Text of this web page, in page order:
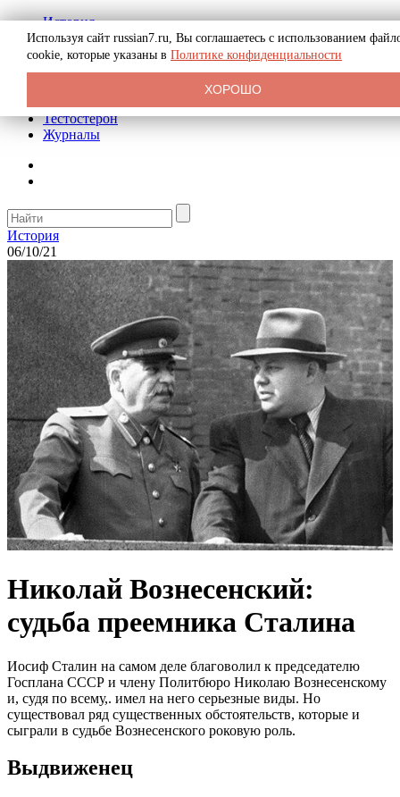
История
Биография
Криминал
Реклама на сайте
Тестостерон
Журналы
История
06/10/21
Николай Вознесенский:
судьба преемника Сталина
Иосиф Сталин на самом деле благоволил к председателю
Госплана СССР и члену Политбюро Николаю Вознесенскому
и, судя по всему,. имел на него серьезные виды. Но
существовал ряд существенных обстоятельств, которые и
сыграли в судьбе Вознесенского роковую роль.
Выдвиженец
Используя сайт russian7.ru, Вы соглашаетесь с использованием
cookie, которые указаны в Политике конфиденциальности
ХОРОШО